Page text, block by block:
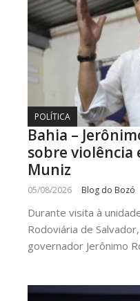
POLÍTICA
Bahia –
sobre violência
Muniz
05/08/2026 Blog do Bozó
Durante visita à
Rodoviária de
governador Jerônimo